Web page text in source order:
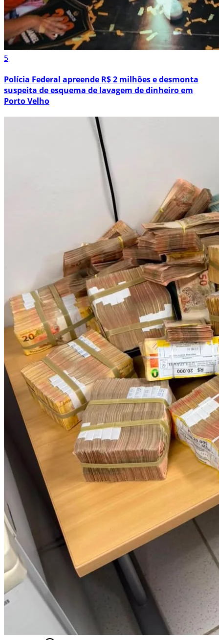
5
Polícia Federal apreende R$ 2 milhões e desmonta
suspeita de esquema de lavagem de dinheiro em
Porto Velho